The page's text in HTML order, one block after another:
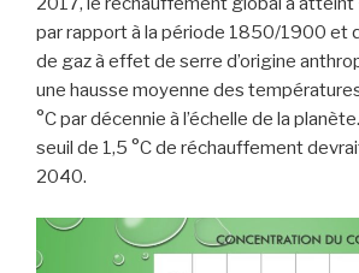
par rapport à la période 1850/1900 et
de gaz à effet de serre d’origine
une hausse moyenne des
°C par décennie à l’échelle de la
seuil de 1,5 °C de réchauffement
2040.